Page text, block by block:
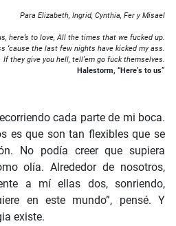
Para Elizabeth, Ingrid, Cynthia, Fer y Misael
here’s to love, All the times that we fucked up.
‘cause the last few nights have kicked my ass.
If they give you hell, tell’em go fuck themselves.
Halestorm, “Here’s to us”
cada parte de mi boca.
es que son tan flexibles que se
No podía creer que supiera
olía. Alrededor de nosotros,
a mí ellas dos, sonriendo,
en este mundo”, pensé. Y
existe.